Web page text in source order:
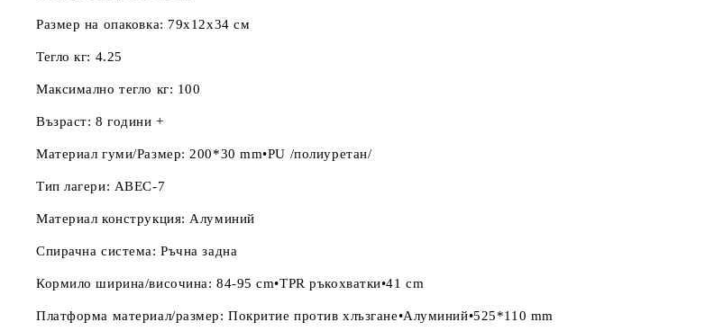
Размер на опаковка: 79x12x34 см
Тегло кг: 4.25
Максимално тегло кг: 100
Възраст: 8 години +
Материал гуми/Размер: 200*30 mm•PU /полиуретан/
Тип лагери: ABEC-7
Материал конструкция: Алуминий
Спирачна система: Ръчна задна
Кормило ширина/височина: 84-95 cm•TPR ръкохватки•41 cm
Платформа материал/размер: Покритие против хлъзгане•Алуминий•525*110 mm